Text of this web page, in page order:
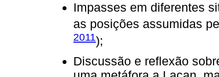
Impasses em diferentes
as posições assumidas
2011);
Discussão e reflexão